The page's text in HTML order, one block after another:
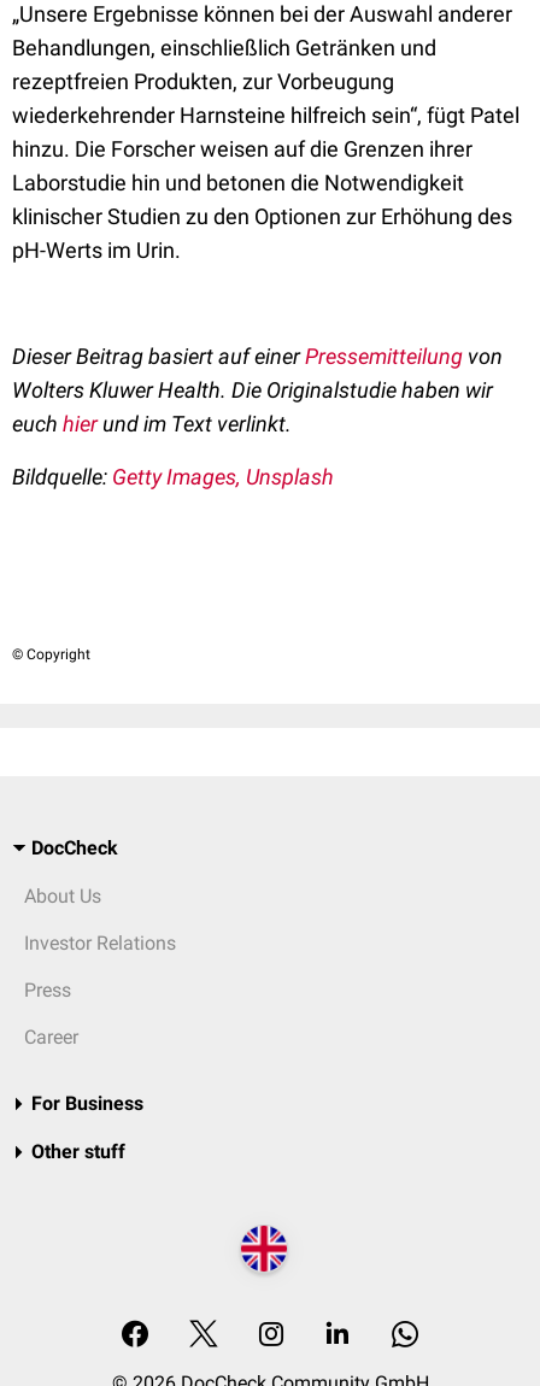
„Unsere Ergebnisse können bei der Auswahl anderer
Behandlungen, einschließlich Getränken und
rezeptfreien Produkten, zur Vorbeugung
wiederkehrender Harnsteine hilfreich sein“, fügt Patel
hinzu. Die Forscher weisen auf die Grenzen ihrer
Laborstudie hin und betonen die Notwendigkeit
klinischer Studien zu den Optionen zur Erhöhung des
pH-Werts im Urin.
Dieser Beitrag basiert auf einerPressemitteilung von
Wolters Kluwer Health. Die Originalstudie haben wir
euch hierund im Text verlinkt.
Bildquelle: Getty Images, Unsplash
© Copyright
DocCheck
About Us
Investor Relations
Press
Career
For Business
Other stuff